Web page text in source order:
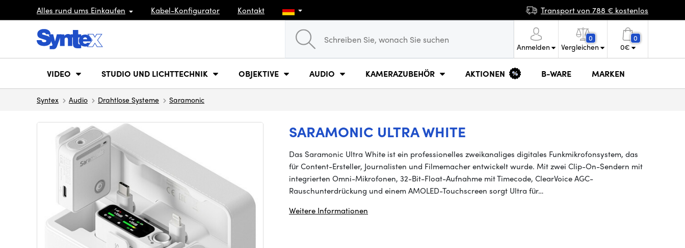
Alles rund ums Einkaufen Kabel-Konfigurator Kontakt Transport von 788 € kostenlos
Anmelden
0
Vergleichen
0
0€
VIDEO STUDIO UND LICHTTECHNIK OBJEKTIVE AUDIO KAMERAZUBEHÖR AKTIONEN B-WARE MARKEN
Syntex Audio Drahtlose Systeme Saramonic
SARAMONIC ULTRA WHITE
Das Saramonic Ultra White ist ein professionelles zweikanaliges digitales Funkmikrofonsystem, das
für Content-Ersteller, Journalisten und Filmemacher entwickelt wurde. Mit zwei Clip-On-Sendern mit
integrierten Omni-Mikrofonen, 32-Bit-Float-Aufnahme mit Timecode, ClearVoice AGC-
Rauschunterdrückung und einem AMOLED-Touchscreen sorgt Ultra für…
Weitere Informationen